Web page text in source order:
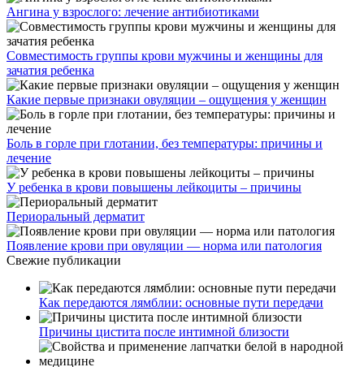
Ангина у взрослого: лечение антибиотиками
Совместимость группы крови мужчины и женщины для
зачатия ребенка
Какие первые признаки овуляции – ощущения у женщин
Боль в горле при глотании, без температуры: причины и
лечение
У ребенка в крови повышены лейкоциты – причины
Периоральный дерматит
Появление крови при овуляции — норма или патология
Свежие публикации
Как передаются лямблии: основные пути передачи
Причины цистита после интимной близости